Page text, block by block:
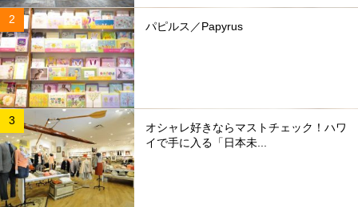
パピルス／Papyrus
オシャレ好きならマストチェック！ハワ
イで手に入る「日本未...